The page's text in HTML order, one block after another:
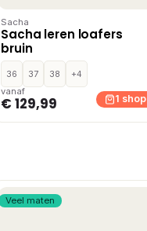
Sacha
Sacha leren loafers
bruin
36 37 38
+4
vanaf
€ 129,99 1 shop
Veel maten